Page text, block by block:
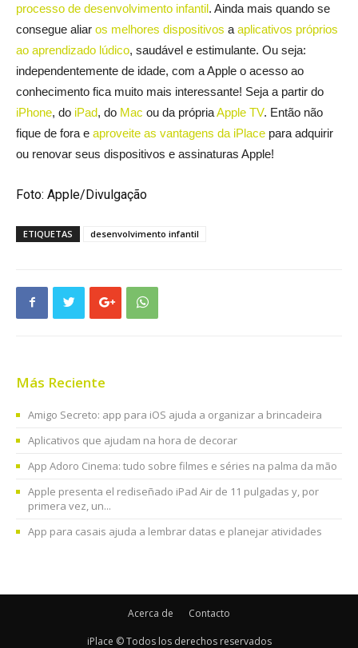
processo de desenvolvimento infantil. Ainda mais quando se
consegue aliar os melhores dispositivos a aplicativos próprios
ao aprendizado lúdico, saudável e estimulante. Ou seja:
independentemente de idade, com a Apple o acesso ao
conhecimento fica muito mais interessante! Seja a partir do
iPhone, do iPad, do Mac ou da própriaApple TV. Então não
fique de fora e aproveite as vantagens da iPlace para adquirir
ou renovar seus dispositivos e assinaturas Apple!
Foto: Apple/Divulgação
ETIQUETAS desenvolvimento infantil
Más Reciente
Amigo Secreto: app para iOS ajuda a organizar a brincadeira
Aplicativos que ajudam na hora de decorar
App Adoro Cinema: tudo sobre filmes e séries na palma da mão
Apple presenta el rediseñado iPad Air de 11 pulgadas y, por
primera vez, un...
App para casais ajuda a lembrar datas e planejar atividades
Acerca de Contacto
iPlace © Todos los derechos reservados